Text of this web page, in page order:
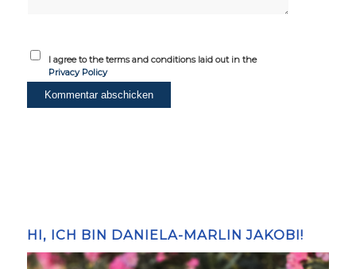
I agree to the terms and conditions laid out in the
Privacy Policy
HI, ICH BIN DANIELA-MARLIN JAKOBI!